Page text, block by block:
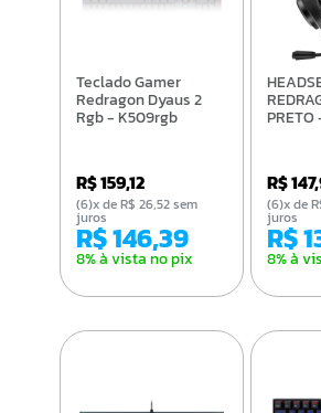
Teclado Gamer
Redragon Dyaus 2
Rgb - K509rgb
R$ 159,12
R$ 146,39
8% à vista no pix
(6)x de R$ 26,52 sem
juros
HEADSET GAMER
R$
R$
8% à
(6)x de R$ 24,65 sem
juros